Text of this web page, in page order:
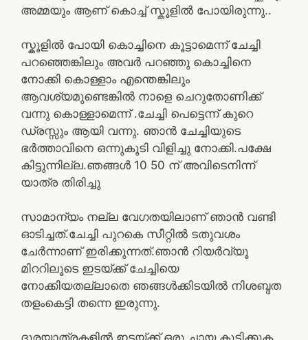
അമ്മയും ആണ് കൊച്ച് സ്കൂളിൽ പോയിരുന്നു..
സ്കൂളിൽ പോയി കൊച്ചിനെ കൂട്ടാമെന്ന് ചേച്ചി
പറഞ്ഞെങ്കിലും അവർ പറഞ്ഞു കൊച്ചിനെ
നോക്കി കൊള്ളാം എന്തെങ്കിലും
ആവശ്യമുണ്ടെങ്കിൽ നാളെ ചെറുതോണിക്ക്
വന്നു കൊള്ളാമെന്ന് .ചേച്ചി പെട്ടെന്ന് കുറെ
ഡ്രസ്സും ആയി വന്നു. ഞാൻ ചേച്ചിയുടെ
ഭർത്താവിനെ ഒന്നുകൂടി വിളിച്ചു നോക്കി.പക്ഷേ
കിട്ടുന്നില്ല.ഞങ്ങൾ 10 50 ന് അവിടെനിന്ന്
യാത്ര തിരിച്ചു
സാമാന്യം നല്ല വേഗതയിലാണ് ഞാൻ വണ്ടി
ഓടിച്ചത്.ചേച്ചി പുറകെ സീറ്റിൽ ടതുവശം
ചേര്‍ന്നാണ് ഇരിക്കുന്നത്.ഞാൻ റിയർവ്യൂ
മിററിലൂടെ ഇടയ്ക്ക് ചേച്ചിയെ
നോക്കിയതല്ലാതെ ഞങ്ങൾക്കിടയിൽ നിശബ്ദത
തളംകെട്ടി തന്നെ ഇരുന്നു.
ദൂരയാത്രകളിൽ ഇടയ്ക്ക് ഒരു ചായ കുടിക്കുക